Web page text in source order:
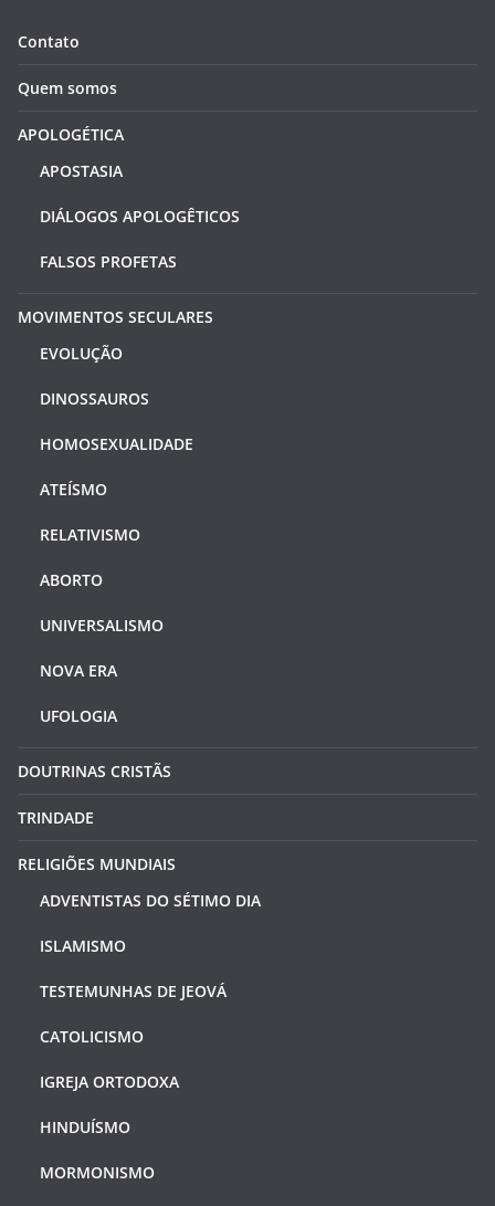
Contato
Quem somos
APOLOGÉTICA
APOSTASIA
DIÁLOGOS APOLOGÊTICOS
FALSOS PROFETAS
MOVIMENTOS SECULARES
EVOLUÇÃO
DINOSSAUROS
HOMOSEXUALIDADE
ATEÍSMO
RELATIVISMO
ABORTO
UNIVERSALISMO
NOVA ERA
UFOLOGIA
DOUTRINAS CRISTÃS
TRINDADE
RELIGIÕES MUNDIAIS
ADVENTISTAS DO SÉTIMO DIA
ISLAMISMO
TESTEMUNHAS DE JEOVÁ
CATOLICISMO
IGREJA ORTODOXA
HINDUÍSMO
MORMONISMO